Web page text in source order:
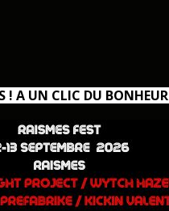
! A UN CLIC DU BONHEUR